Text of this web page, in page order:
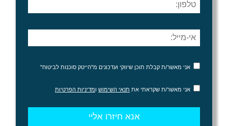
אני מאשר/ת קבלת תוכן שיווקי ועדכונים מ"הייטק סוכנות לביטוח"
אני מאשר/ת שקראתי את תנאי השימוש ומדיניות הפרטיות